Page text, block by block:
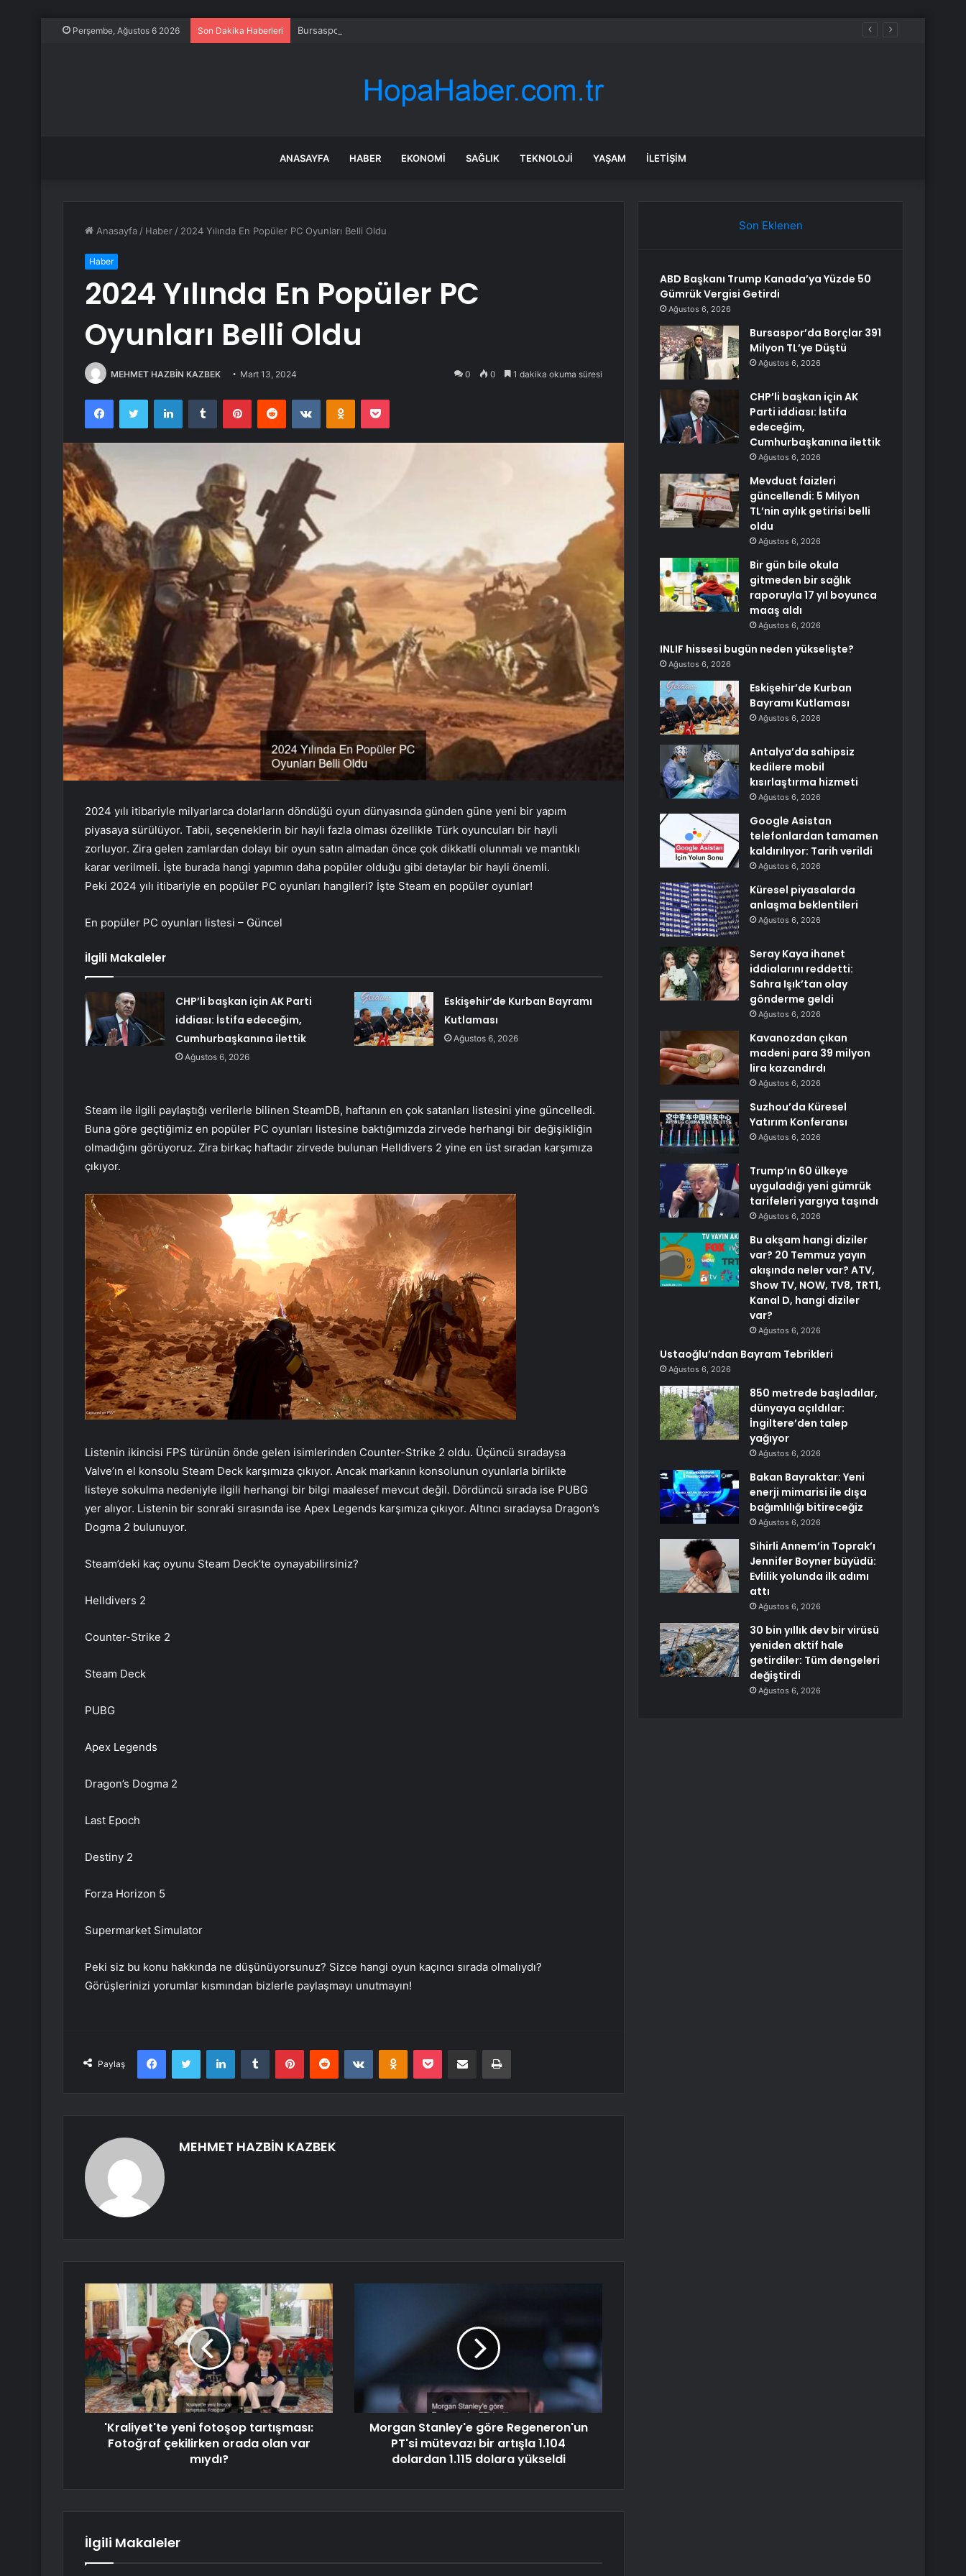
Perşembe, Ağustos 6 2026 Son Dakika Haberleri Bursaspor’da Borçlar 391 Milyon TL’ye Düştü
ANASAYFA HABER EKONOMI SAĞLIK TEKNOLOJI YAŞAM İLETIŞIM
Anasayfa / Haber / 2024 Yılında En Popüler PC Oyunları Belli Oldu
Haber
2024 Yılında En Popüler PC
Oyunları Belli Oldu
MEHMET HAZBİN KAZBEK Mart 13, 2024 0 0 1 dakika okuma süresi
FacebookTwitter LinkedInTumblr PinterestReddit VKontakteOdnoklassniki
Pocket
2024 yılı itibariyle milyarlarca dolarların döndüğü oyun dünyasında günden güne yeni bir yapım
piyasaya sürülüyor. Tabii, seçeneklerin bir hayli fazla olması özellikle Türk oyuncuları bir hayli
zorluyor. Zira gelen zamlardan dolayı bir oyun satın almadan önce çok dikkatli olunmalı ve mantıklı
karar verilmeli. İşte burada hangi yapımın daha popüler olduğu gibi detaylar bir hayli önemli.
Peki 2024 yılı itibariyle en popüler PC oyunları hangileri? İşte Steam en popüler oyunlar!
En popüler PC oyunları listesi – Güncel
İlgili Makaleler
CHP’li başkan için AK Parti
iddiası: İstifa edeceğim,
Cumhurbaşkanına ilettik
Ağustos 6, 2026
Eskişehir’de Kurban Bayramı
Kutlaması
Ağustos 6, 2026
Steam ile ilgili paylaştığı verilerle bilinen SteamDB, haftanın en çok satanları listesini yine güncelledi.
Buna göre geçtiğimiz en popüler PC oyunları listesine baktığımızda zirvede herhangi bir değişikliğin
olmadığını görüyoruz. Zira birkaç haftadır zirvede bulunan Helldivers 2 yine en üst sıradan karşımıza
çıkıyor.
Listenin ikincisi FPS türünün önde gelen isimlerinden Counter-Strike 2 oldu. Üçüncü sıradaysa
Valve’ın el konsolu Steam Deck karşımıza çıkıyor. Ancak markanın konsolunun oyunlarla birlikte
listeye sokulma nedeniyle ilgili herhangi bir bilgi maalesef mevcut değil. Dördüncü sırada ise PUBG
yer alıyor. Listenin bir sonraki sırasında ise Apex Legends karşımıza çıkıyor. Altıncı sıradaysa Dragon’s
Dogma 2 bulunuyor.
Steam’deki kaç oyunu Steam Deck’te oynayabilirsiniz?
Helldivers 2
Counter-Strike 2
Steam Deck
PUBG
Apex Legends
Dragon’s Dogma 2
Last Epoch
Destiny 2
Forza Horizon 5
Supermarket Simulator
Peki siz bu konu hakkında ne düşünüyorsunuz? Sizce hangi oyun kaçıncı sırada olmalıydı?
Görüşlerinizi yorumlar kısmından bizlerle paylaşmayı unutmayın!
Paylaş
FacebookTwitter LinkedInTumblr PinterestReddit VKontakteOdnoklassniki
Pocket E-Posta ile paylaş Yazdır
MEHMET HAZBİN KAZBEK
'Kraliyet'te yeni fotoşop tartışması:
Fotoğraf çekilirken orada olan var
mıydı?
Morgan Stanley'e göre Regeneron'un
PT'si mütevazı bir artışla 1.104
dolardan 1.115 dolara yükseldi
İlgili Makaleler
Son Eklenen
ABD Başkanı Trump Kanada’ya Yüzde 50
Gümrük Vergisi Getirdi
Ağustos 6, 2026
Bursaspor’da Borçlar 391
Milyon TL’ye Düştü
Ağustos 6, 2026
CHP’li başkan için AK
Parti iddiası: İstifa
edeceğim,
Cumhurbaşkanına ilettik
Ağustos 6, 2026
Mevduat faizleri
güncellendi: 5 Milyon
TL’nin aylık getirisi belli
oldu
Ağustos 6, 2026
Bir gün bile okula
gitmeden bir sağlık
raporuyla 17 yıl boyunca
maaş aldı
Ağustos 6, 2026
INLIF hissesi bugün neden yükselişte?
Ağustos 6, 2026
Eskişehir’de Kurban
Bayramı Kutlaması
Ağustos 6, 2026
Antalya’da sahipsiz
kedilere mobil
kısırlaştırma hizmeti
Ağustos 6, 2026
Google Asistan
telefonlardan tamamen
kaldırılıyor: Tarih verildi
Ağustos 6, 2026
Küresel piyasalarda
anlaşma beklentileri
Ağustos 6, 2026
Seray Kaya ihanet
iddialarını reddetti:
Sahra Işık’tan olay
gönderme geldi
Ağustos 6, 2026
Kavanozdan çıkan
madeni para 39 milyon
lira kazandırdı
Ağustos 6, 2026
Suzhou’da Küresel
Yatırım Konferansı
Ağustos 6, 2026
Trump’ın 60 ülkeye
uyguladığı yeni gümrük
tarifeleri yargıya taşındı
Ağustos 6, 2026
Bu akşam hangi diziler
var? 20 Temmuz yayın
akışında neler var? ATV,
Show TV, NOW, TV8, TRT1,
Kanal D, hangi diziler
var?
Ağustos 6, 2026
Ustaoğlu’ndan Bayram Tebrikleri
Ağustos 6, 2026
850 metrede başladılar,
dünyaya açıldılar:
İngiltere’den talep
yağıyor
Ağustos 6, 2026
Bakan Bayraktar: Yeni
enerji mimarisi ile dışa
bağımlılığı bitireceğiz
Ağustos 6, 2026
Sihirli Annem’in Toprak’ı
Jennifer Boyner büyüdü:
Evlilik yolunda ilk adımı
attı
Ağustos 6, 2026
30 bin yıllık dev bir virüsü
yeniden aktif hale
getirdiler: Tüm dengeleri
değiştirdi
Ağustos 6, 2026